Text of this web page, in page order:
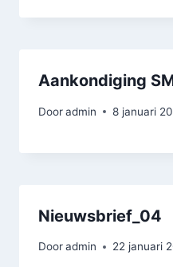
Aankondiging
Dooradmin 8 januari
Nieuwsbrief_04
Dooradmin 22 januari